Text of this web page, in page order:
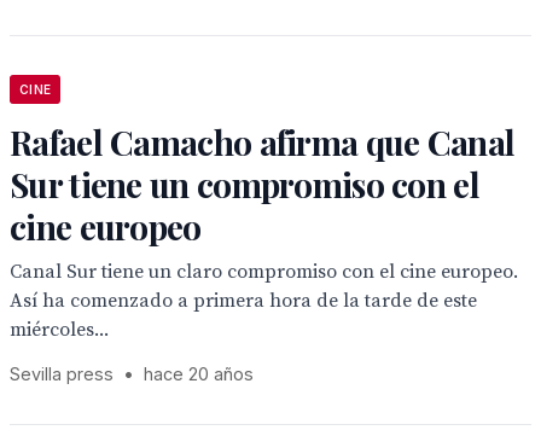
CINE
Rafael Camacho afirma que Canal
Sur tiene un compromiso con el
cine europeo
Canal Sur tiene un claro compromiso con el cine europeo.
Así ha comenzado a primera hora de la tarde de este
miércoles...
Sevilla press • hace 20 años